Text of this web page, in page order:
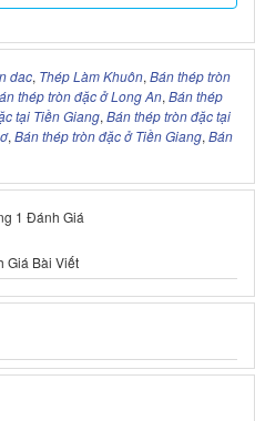
dac, Thép Làm Khuôn, Bán thép tròn
thép tròn đặc ở Long An, Bán thép
tại Tiền Giang, Bán thép tròn đặc tại
, Bán thép tròn đặc ở Tiền Giang, Bán
1 Đánh Giá
Giá Bài Viết